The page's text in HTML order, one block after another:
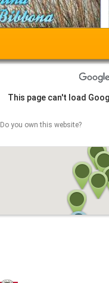
This page can't load
Do you own this website?